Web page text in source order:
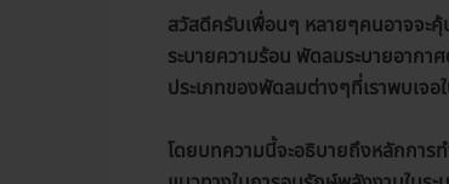
สวัสดีครับเพื่อนๆ หลายๆคนอาจจะคุ้
ระบายความร้อน พัดลมระบายอากา
ประเภทของพัดลมต่างๆที่เราพบเจอ
โดยบทความนี้จะอธิบายถึงหลักการ